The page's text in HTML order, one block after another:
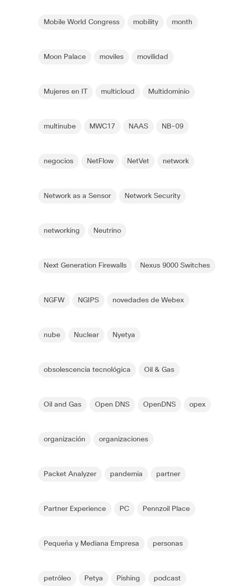
Mobile World Congress mobility month
Moon Palace moviles movilidad
Mujeres en IT multicloud Multidominio
multinube MWC17 NAAS NB-09
negocios NetFlow NetVet network
Network as a Sensor Network Security
networking Neutrino
Next Generation Firewalls Nexus 9000 Switches
NGFW NGIPS novedades de Webex
nube Nuclear Nyetya
obsolescencia tecnológica Oil & Gas
Oil and Gas Open DNS OpenDNS opex
organización organizaciones
Packet Analyzer pandemia partner
Partner Experience PC Pennzoil Place
Pequeña y Mediana Empresa personas
petróleo Petya Pishing podcast